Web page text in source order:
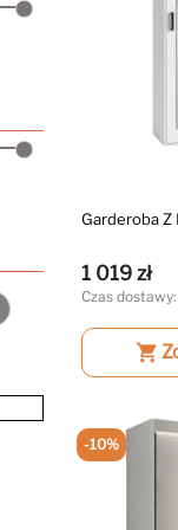
Garderoba Z
1 019 zł
Czas
shopping_cart
-10%